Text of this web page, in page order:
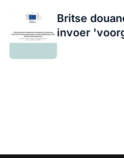
Britse
invoer